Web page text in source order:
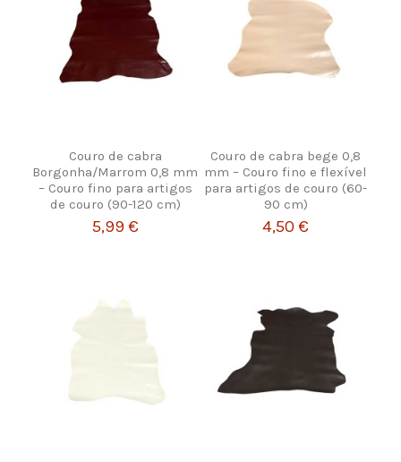
Couro de cabra
Borgonha/Marrom 0,8 mm
– Couro fino para artigos
de couro (90-120 cm)
5,99 €
Couro de cabra bege 0,8
mm – Couro fino e flexível
para artigos de couro (60-
90 cm)
4,50 €